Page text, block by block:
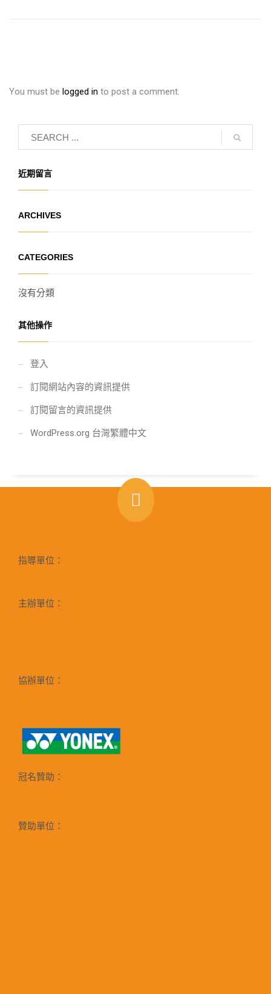
You must be logged in to post a comment.
近期留言
ARCHIVES
CATEGORIES
沒有分類
其他操作
登入
訂閱網站內容的資訊提供
訂閱留言的資訊提供
WordPress.org 台灣繁體中文
指導單位：
主辦單位：
協辦單位：
冠名贊助：
贊助單位：